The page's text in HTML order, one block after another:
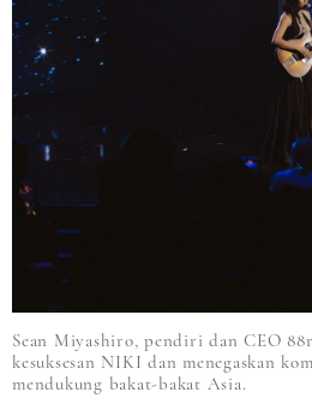
Sean Miyashiro, pendiri dan CEO
kesuksesan NIKI dan menegaskan
mendukung bakat-bakat Asia.